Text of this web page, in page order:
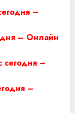
–
– Онлайн
–
–